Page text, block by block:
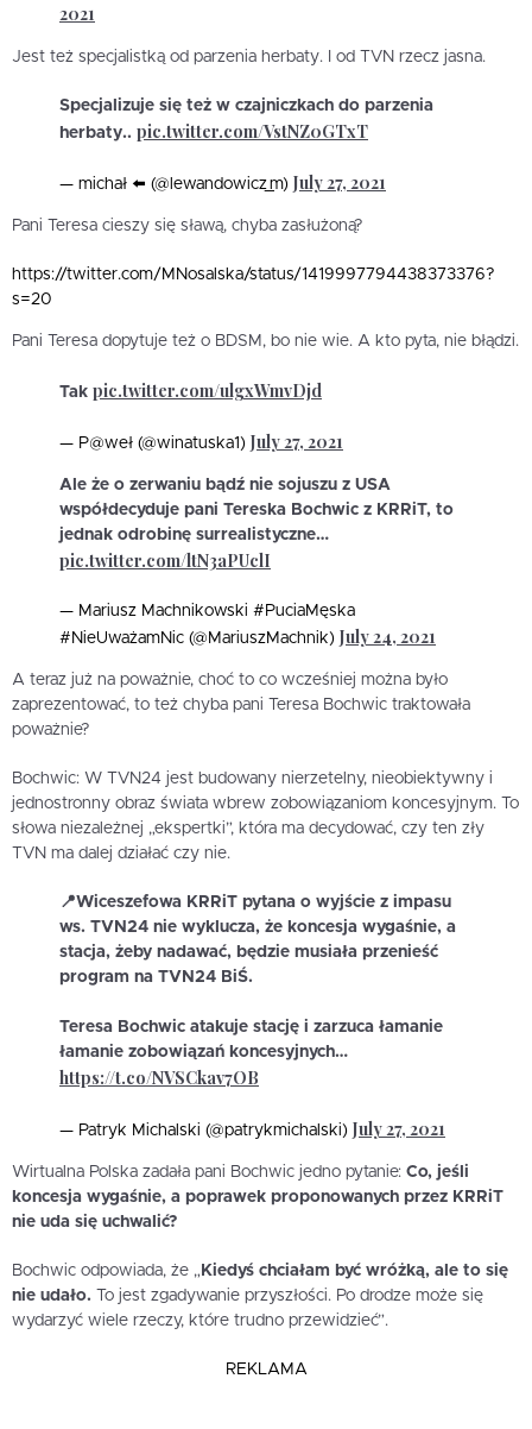
2021
Jest też specjalistką od parzenia herbaty. I od TVN rzecz jasna.
Specjalizuje się też w czajniczkach do parzenia
herbaty.. pic.twitter.com/VstNZ0GTxT
— michał ⬅️ (@lewandowicz_m) July 27, 2021
Pani Teresa cieszy się sławą, chyba zasłużoną?
https://twitter.com/MNosalska/status/1419997794438373376?
s=20
Pani Teresa dopytuje też o BDSM, bo nie wie. A kto pyta, nie błądzi.
Tak pic.twitter.com/ulgxWmvDjd
— P@weł (@winatuska1) July 27, 2021
Ale że o zerwaniu bądź nie sojuszu z USA
współdecyduje pani Tereska Bochwic z KRRiT, to
jednak odrobinę surrealistyczne…
pic.twitter.com/ltN3aPUclI
— Mariusz Machnikowski #PuciaMęska
#NieUważamNic (@MariuszMachnik) July 24, 2021
A teraz już na poważnie, choć to co wcześniej można było
zaprezentować, to też chyba pani Teresa Bochwic traktowała
poważnie?
Bochwic: W TVN24 jest budowany nierzetelny, nieobiektywny i
jednostronny obraz świata wbrew zobowiązaniom koncesyjnym. To
słowa niezależnej „ekspertki”, która ma decydować, czy ten zły
TVN ma dalej działać czy nie.
📍Wiceszefowa KRRiT pytana o wyjście z impasu
ws. TVN24 nie wyklucza, że koncesja wygaśnie, a
stacja, żeby nadawać, będzie musiała przenieść
program na TVN24 BiŚ.
Teresa Bochwic atakuje stację i zarzuca łamanie
łamanie zobowiązań koncesyjnych…
https://t.co/NVSCkav7OB
— Patryk Michalski (@patrykmichalski) July 27, 2021
Wirtualna Polska zadała pani Bochwic jedno pytanie: Co, jeśli
koncesja wygaśnie, a poprawek proponowanych przez KRRiT
nie uda się uchwalić?
Bochwic odpowiada, że „ Kiedyś chciałam być wróżką, ale to się
nie udało. To jest zgadywanie przyszłości. Po drodze może się
wydarzyć wiele rzeczy, które trudno przewidzieć”.
REKLAMA